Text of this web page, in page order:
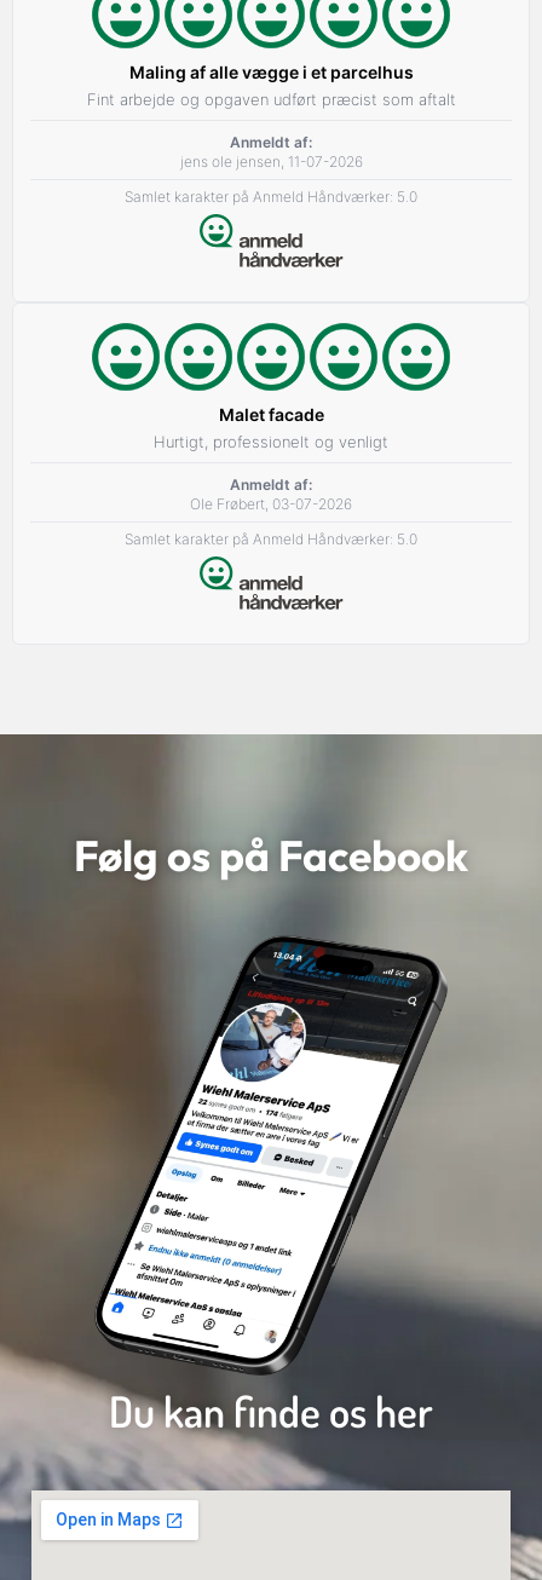
Maling af alle vægge i et parcelhus
Fint arbejde og opgaven udført præcist som aftalt
Anmeldt af:
jens ole jensen, 11-07-2026
Samlet karakter på Anmeld Håndværker: 5.0
Malet facade
Hurtigt, professionelt og venligt
Anmeldt af:
Ole Frøbert, 03-07-2026
Samlet karakter på Anmeld Håndværker: 5.0
Følg os på Facebook
Du kan finde os her